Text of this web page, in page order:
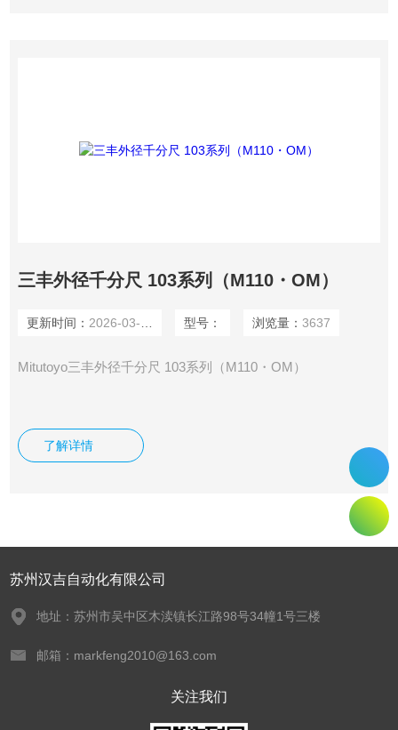
三丰外径千分尺 103系列（M110・OM）
更新时间： 2026-03-04 型号： 浏览量： 3637
Mitutoyo三丰外径千分尺 103系列（M110・OM）
了解详情
苏州汉吉自动化有限公司
地址：苏州市吴中区木渎镇长江路98号34幢1号三楼
邮箱：markfeng2010@163.com
关注我们